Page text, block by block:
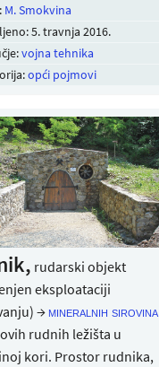
M. Smokvina
5. travnja 2016.
vojna tehnika
opći pojmovi
rudarski objekt
eksploataciji
→ mineralnih sirovina
rudnih ležišta u
kori. Prostor rudnika,